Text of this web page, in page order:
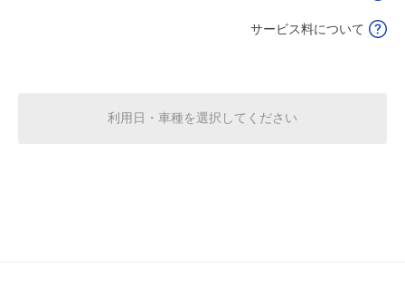
サービス料について
利用日・車種を選択してください